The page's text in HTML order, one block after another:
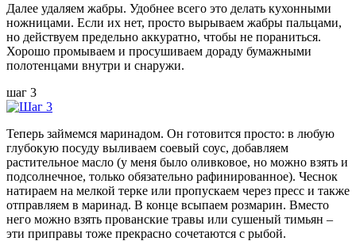
Далее удаляем жабры. Удобнее всего это делать кухонными
ножницами. Если их нет, просто вырываем жабры пальцами,
но действуем предельно аккуратно, чтобы не пораниться.
Хорошо промываем и просушиваем дораду бумажными
полотенцами внутри и снаружи.
шаг 3
Теперь займемся маринадом. Он готовится просто: в любую
глубокую посуду выливаем соевый соус, добавляем
растительное масло (у меня было оливковое, но можно взять и
подсолнечное, только обязательно рафинированное). Чеснок
натираем на мелкой терке или пропускаем через пресс и также
отправляем в маринад. В конце всыпаем розмарин. Вместо
него можно взять прованские травы или сушеный тимьян –
эти приправы тоже прекрасно сочетаются с рыбой.